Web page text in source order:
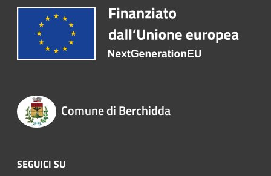
Comune di Berchidda
SEGUICI SU